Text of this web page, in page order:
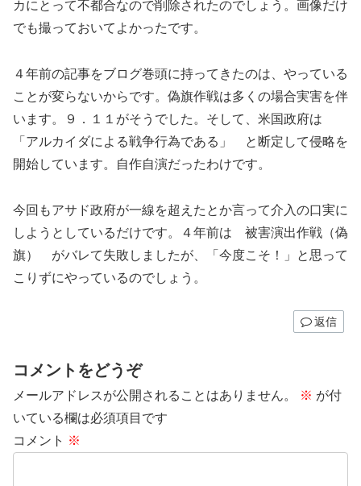
カにとって不都合なので削除されたのでしょう。画像だけ
でも撮っておいてよかったです。
４年前の記事をブログ巻頭に持ってきたのは、やっている
ことが変らないからです。偽旗作戦は多くの場合実害を伴
います。９．１１がそうでした。そして、米国政府は
「アルカイダによる戦争行為である」 と断定して侵略を
開始しています。自作自演だったわけです。
今回もアサド政府が一線を超えたとか言って介入の口実に
しようとしているだけです。４年前は 被害演出作戦（偽
旗） がバレて失敗しましたが、「今度こそ！」と思って
こりずにやっているのでしょう。
返信
コメントをどうぞ
メールアドレスが公開されることはありません。 ※ が付
いている欄は必須項目です
コメント ※